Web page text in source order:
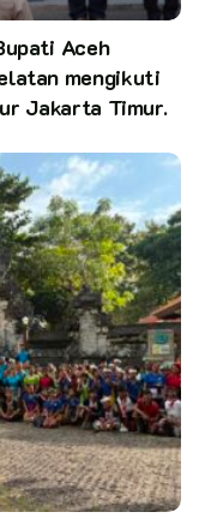
Aceh
mengikuti
Jakarta Timur.